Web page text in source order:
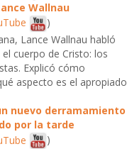
Wallnau
)
Lance Wallnau habló
cuerpo de Cristo: los
Explicó cómo
aspecto es el apropiado
nuevo derramamiento
por la tarde
)